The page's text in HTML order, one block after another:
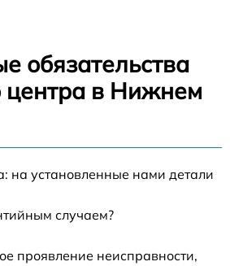
обязательства
центра в Нижнем
на установленные нами детали
случаем?
проявление неисправности,